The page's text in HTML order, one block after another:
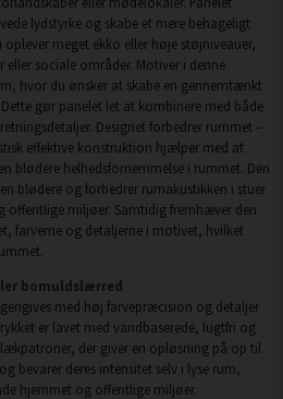
lydstyrke og skabe et mere behageligt
meget ekko eller høje støjniveauer,
sociale områder. Motiver i denne
hvor du ønsker at skabe en gennemtænkt
gør panelet let at kombinere med både
Designet forbedrer rummet –
effektive konstruktion hjælper med at
blødere helhedsfornemmelse i rummet. Den
blødere og forbedrer rumakustikken i stuer
offentlige miljøer. Samtidig fremhæver den
farverne og detaljerne i motivet, hvilket
bomuldslærred
med høj farvepræcision og detaljer
er lavet med vandbaserede, lugtfri og
der giver en opløsning på op til
bevarer deres intensitet selv i lyse rum,
hjemmet og offentlige miljøer.